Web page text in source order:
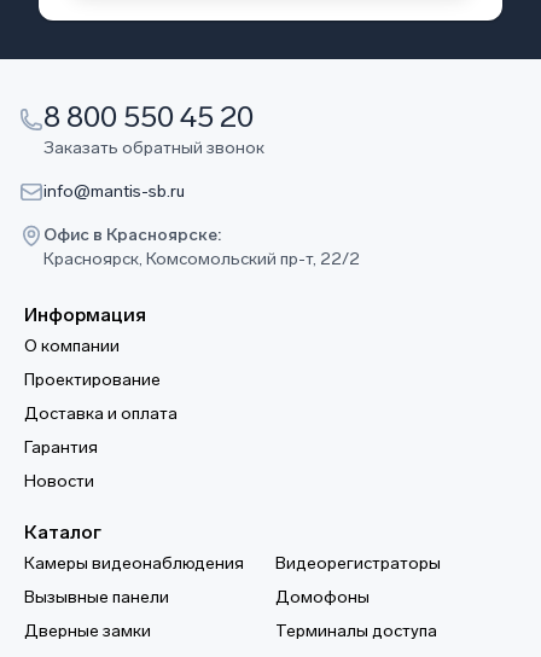
8 800 550 45 20
Заказать обратный звонок
info@mantis-sb.ru
Офис в Красноярске:
Красноярск, Комсомольский пр-т, 22/2
Информация
О компании
Проектирование
Доставка и оплата
Гарантия
Новости
Каталог
Камеры видеонаблюдения
Видеорегистраторы
Вызывные панели
Домофоны
Дверные замки
Терминалы доступа